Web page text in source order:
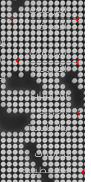
الدراسات
الأمريكية
الدراسات
الأوروبية
الدراسات
العربية
والإقليمية
الدراسات
الفلسطينية